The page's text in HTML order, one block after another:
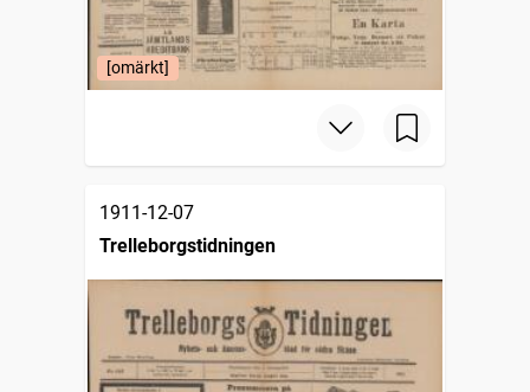
[omärkt]
1911-12-07
Trelleborgstidningen